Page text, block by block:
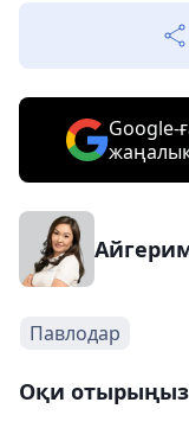
Google-
Павлодар
Оқи отырыңыз